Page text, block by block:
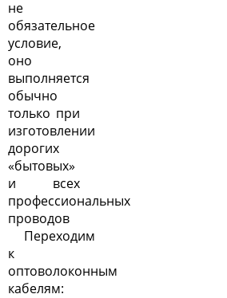
не
обязательное
условие,
оно
выполняется
обычно
только при
изготовлении
дорогих
«бытовых»
и всех
профессиональных
проводов
Переходим
к
оптоволоконным
кабелям: